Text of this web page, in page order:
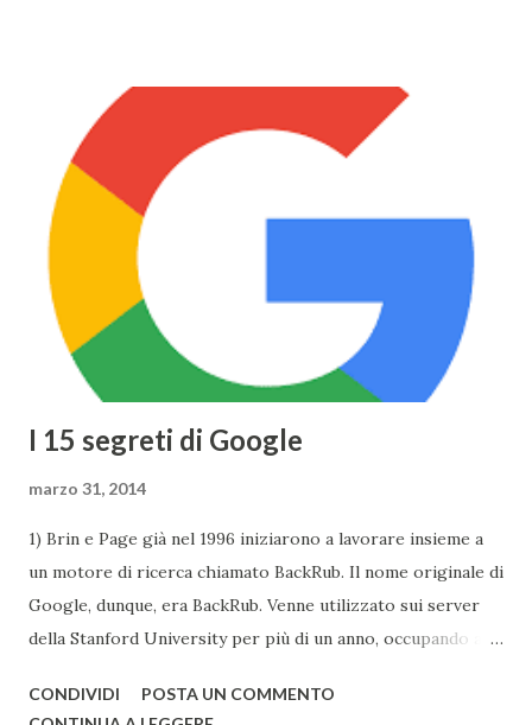
disponibili alla vendita. Il nuovo Air è veramente
sorprendente, sia in fatto di design che di prestazioni: lo
spessore, già minimo, è stato ulteriormente ridotto fino a
13,1mm, il TouchPad funziona adesso grazie alla tecnologia
Taptic Engine , che permette di rilevare la pesantezza del
tocco, il Display si baserà sulla tecnologia Retina ed avrà
una risoluzione di 2304x1440 . Tuttavia Apple per
ottimizzare ...
I 15 segreti di Google
marzo 31, 2014
1) Brin e Page già nel 1996 iniziarono a lavorare insieme a
un motore di ricerca chiamato BackRub. Il nome originale di
Google, dunque, era BackRub. Venne utilizzato sui server
della Stanford University per più di un anno, occupando alla
all'università. Una pagina del fratello maggiore di Google è
CONDIVIDI
POSTA UN COMMENTO